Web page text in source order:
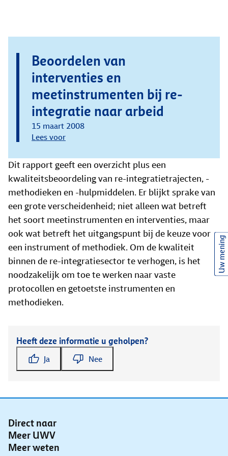
Beoordelen van
interventies en
meetinstrumenten bij re-
integratie naar arbeid
15 maart 2008
Lees voor
Dit rapport geeft een overzicht plus een
kwaliteitsbeoordeling van re-integratietrajecten, -
methodieken en -hulpmiddelen. Er blijkt sprake van
een grote verscheidenheid; niet alleen wat betreft
het soort meetinstrumenten en interventies, maar
ook wat betreft het uitgangspunt bij de keuze voor
een instrument of methodiek. Om de kwaliteit
binnen de re-integratiesector te verhogen, is het
noodzakelijk om toe te werken naar vaste
protocollen en getoetste instrumenten en
methodieken.
Heeft deze informatie u geholpen?
Ja Nee
Direct naar
Meer UWV
Meer weten
Uw mening